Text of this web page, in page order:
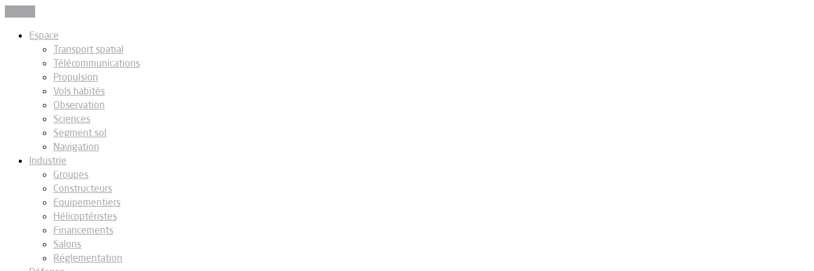
Espace
Transport spatial
Télécommunications
Propulsion
Vols habités
Observation
Sciences
Segment sol
Navigation
Industrie
Groupes
Constructeurs
Equipementiers
Hélicoptéristes
Financements
Salons
Réglementation